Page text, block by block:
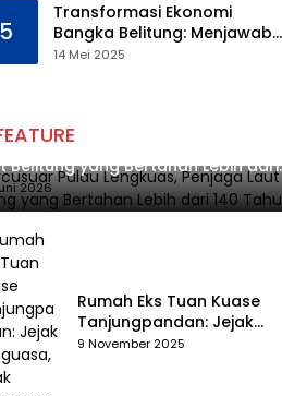
5
Transformasi Ekonomi
Bangka Belitung: Menjawab
Tantangan Melalui
14 Mei 2025
Pulau Lengkuas, Penjaga
Belitung yang Bertahan Lebih dari
Tahun
2026
Rumah Eks Tuan Kuase
Tanjungpandan: Jejak
Penguasa, Jejak Kenangan
9 November 2025